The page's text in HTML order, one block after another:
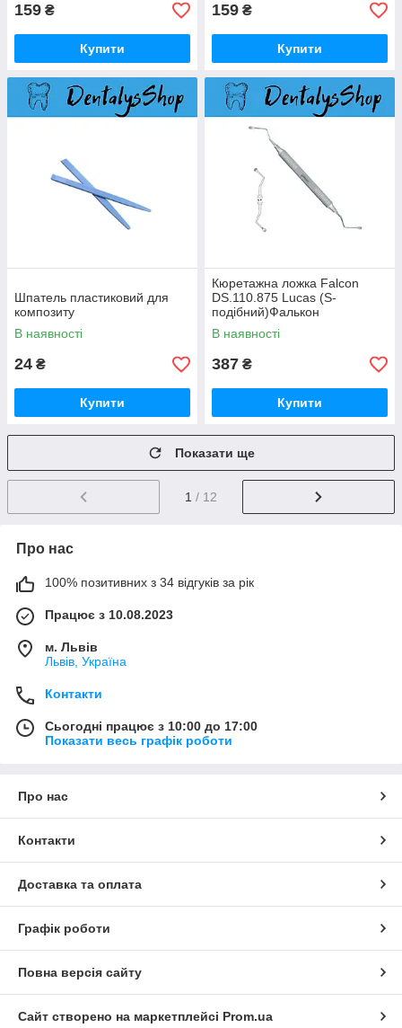
159 ₴
Купити
159 ₴
Купити
Шпатель пластиковий для
композиту
В наявності
24 ₴
Купити
Кюретажна ложка Falcon
DS.110.875 Lucas (S-
подібний)Фалькон
В наявності
387 ₴
Купити
Показати ще
1 / 12
Про нас
100% позитивних з 34 відгуків за рік
Працює з 10.08.2023
м. Львів
Львів, Україна
Контакти
Сьогодні працює з 10:00 до 17:00
Показати весь графік роботи
Про нас
Контакти
Доставка та оплата
Графік роботи
Повна версія сайту
Сайт створено на маркетплейсі Prom.ua